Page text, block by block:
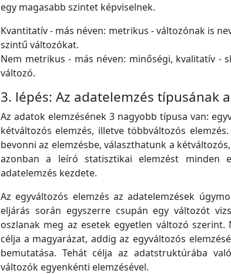
egy magasabb szintet képviselnek.
Kvantitatív - más néven: metrikus - változónak is
szintű változókat.
Nem metrikus - más néven: minőségi, kvalitatív -
változó.
3. lépés: Az adatelemzés típusának
Az adatok elemzésének 3 nagyobb típusa van:
kétváltozós elemzés, illetve többváltozós
bevonni az elemzésbe, választhatunk a
azonban a leíró statisztikai elemzést minden
adatelemzés kezdete.
Az egyváltozós elemzés az adatelemzések
eljárás során egyszerre csupán egy változót
oszlanak meg az esetek egyetlen változó
célja a magyarázat, addig az egyváltozós
bemutatása. Tehát célja az adatstruktúrába
változók egyenkénti elemzésével.